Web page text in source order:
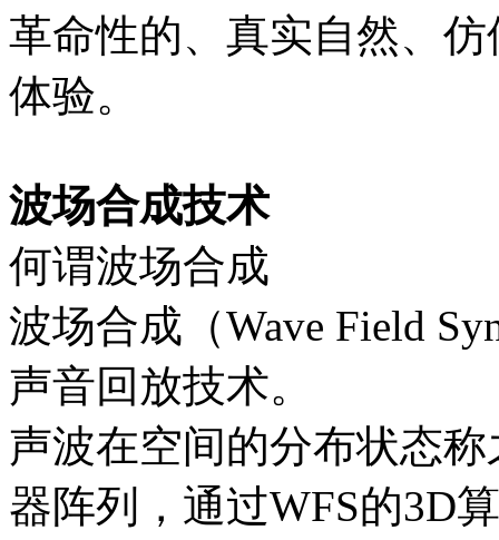
革命性的、真实自然、
体验。
波场合成技术
何谓波场合成
波场合成（Wave Field
声音回放技术。
声波在空间的分布状态
器阵列，通过WFS的3D